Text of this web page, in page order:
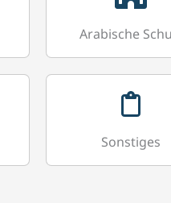
Arabische
Sonstiges